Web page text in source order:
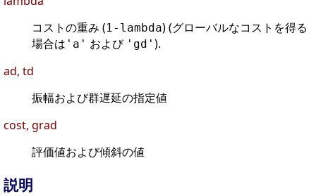
コストの重み (1-lambda) (グローバルなコストを得る
場合は 'a' および 'gd' ).
ad, td
振幅および群遅延の指定値
cost, grad
評価値および傾斜の値
説明